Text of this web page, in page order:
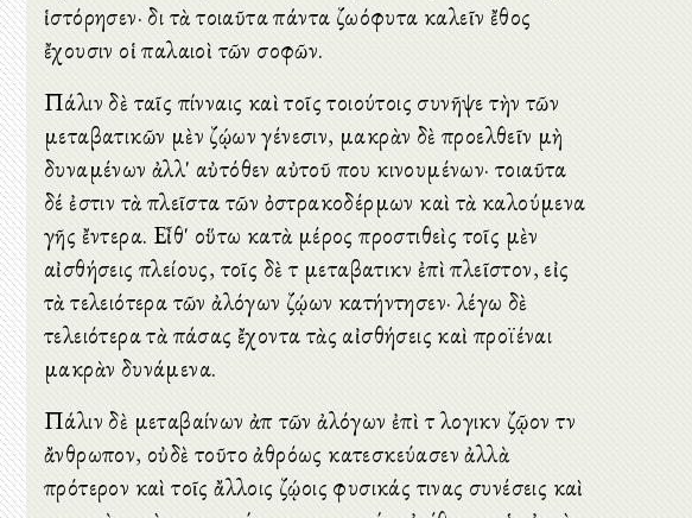
ἱστόρησεν· διὸ τὰ τοιαῦτα πάντα ζωόφυτα καλεῖν ἔθος
ἔχουσιν οἱ παλαιοὶ τῶν σοφῶν.
Πάλιν δὲ ταῖς πίνναις καὶ τοῖς τοιούτοις συνῆψε τὴν τῶν
μεταβατικῶν μὲν ζῴων γένεσιν, μακρὰν δὲ προελθεῖν μὴ
δυναμένων ἀλλ' αὐτόθεν αὐτοῦ που κινουμένων· τοιαῦτα
δέ ἐστιν τὰ πλεῖστα τῶν ὀστρακοδέρμων καὶ τὰ καλούμενα
γῆς ἔντερα. Εἶθ' οὕτω κατὰ μέρος προστιθεὶς τοῖς μὲν
αἰσθήσεις πλείους, τοῖς δὲ τὸ μεταβατικὸν ἐπὶ πλεῖστον, εἰς
τὰ τελειότερα τῶν ἀλόγων ζῴων κατήντησεν· λέγω δὲ
τελειότερα τὰ πάσας ἔχοντα τὰς αἰσθήσεις καὶ προϊέναι
μακρὰν δυνάμενα.
Πάλιν δὲ μεταβαίνων ἀπὸ τῶν ἀλόγων ἐπὶ τὸ λογικὸν ζῷον τὸν
ἄνθρωπον, οὐδὲ τοῦτο ἀθρόως κατεσκεύασεν ἀλλὰ
πρότερον καὶ τοῖς ἄλλοις ζῴοις φυσικάς τινας συνέσεις καὶ